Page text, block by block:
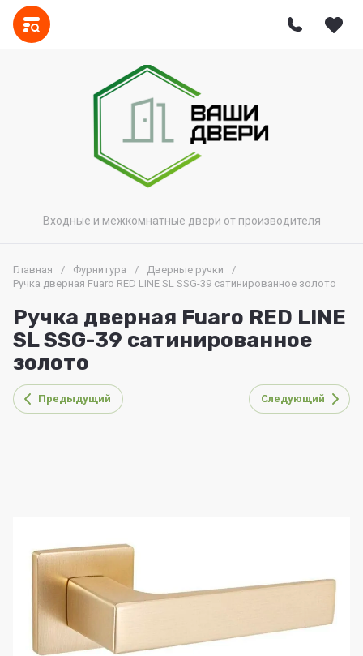
Входные и межкомнатные двери от производителя
Главная / Фурнитура / Дверные ручки
/
Ручка дверная Fuaro RED LINE SL SSG-39 сатинированное золото
Ручка дверная Fuaro RED LINE
SL SSG-39 сатинированное
золото
Предыдущий Следующий